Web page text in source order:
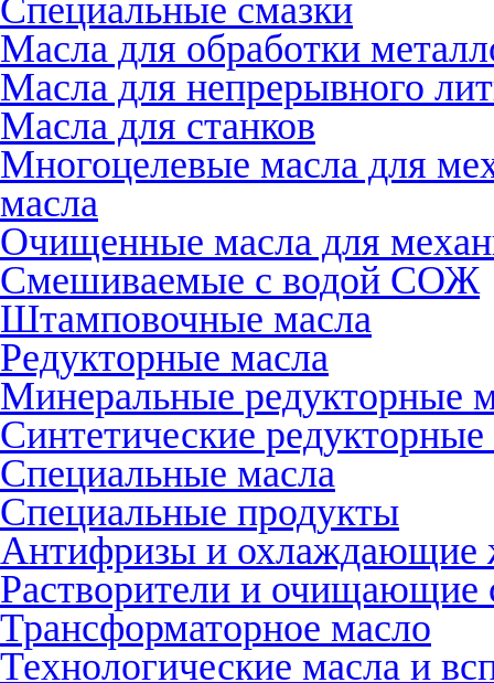
Специальные смазки
Масла для обработки
Масла для непрерывного
Масла для станков
Многоцелевые масла для
масла
Очищенные масла для
Смешиваемые с водой СОЖ
Штамповочные масла
Редукторные масла
Минеральные редукторные
Синтетические
Специальные масла
Специальные продукты
Антифризы и охлаждающие
Растворители и очищающие
Трансформаторное масло
Технологические масла и